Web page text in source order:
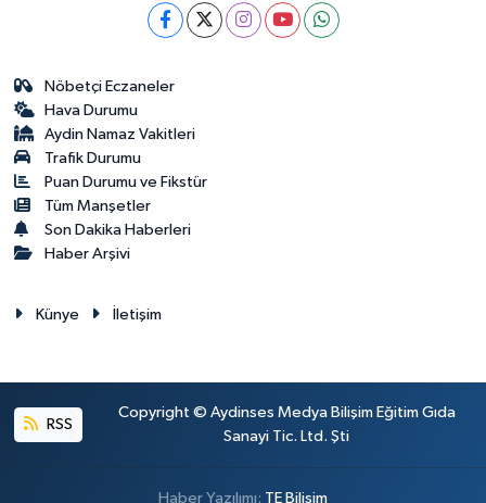
Nöbetçi Eczaneler
Hava Durumu
Aydin Namaz Vakitleri
Trafik Durumu
Puan Durumu ve Fikstür
Tüm Manşetler
Son Dakika Haberleri
Haber Arşivi
Künye İletişim
RSS
Copyright © Aydinses Medya Bilişim Eğitim Gıda
Sanayi Tic. Ltd. Şti
Haber Yazılımı: TE Bilişim